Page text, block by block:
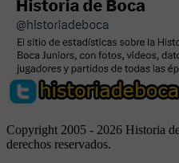
Copyright 2005 - 2026 Historia
derechos reservados.